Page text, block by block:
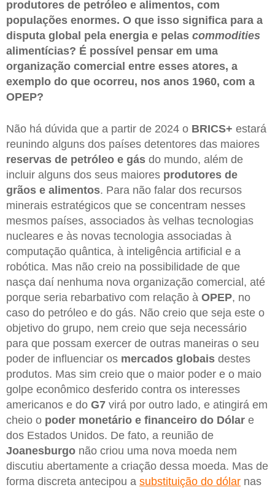
produtores de petróleo e alimentos, com
populações enormes. O que isso significa para a
disputa global pela energia e pelas commodities
alimentícias? É possível pensar em uma
organização comercial entre esses atores, a
exemplo do que ocorreu, nos anos 1960, com a
OPEP?
Não há dúvida que a partir de 2024 o BRICS+ estará
reunindo alguns dos países detentores das maiores
reservas de petróleo e gás do mundo, além de
incluir alguns dos seus maiores produtores de
grãos e alimentos. Para não falar dos recursos
minerais estratégicos que se concentram nesses
mesmos países, associados às velhas tecnologias
nucleares e às novas tecnologia associadas à
computação quântica, à inteligência artificial e a
robótica. Mas não creio na possibilidade de que
nasça daí nenhuma nova organização comercial, até
porque seria rebarbativo com relação à OPEP, no
caso do petróleo e do gás. Não creio que seja este o
objetivo do grupo, nem creio que seja necessário
para que possam exercer de outras maneiras o seu
poder de influenciar os mercados globais destes
produtos. Mas sim creio que o maior poder e o maio
golpe econômico desferido contra os interesses
americanos e do G7 virá por outro lado, e atingirá em
cheio o poder monetário e financeiro do Dólar e
dos Estados Unidos. De fato, a reunião de
Joanesburgo não criou uma nova moeda nem
discutiu abertamente a criação dessa moeda. Mas de
forma discreta antecipou a substituição do dólar nas